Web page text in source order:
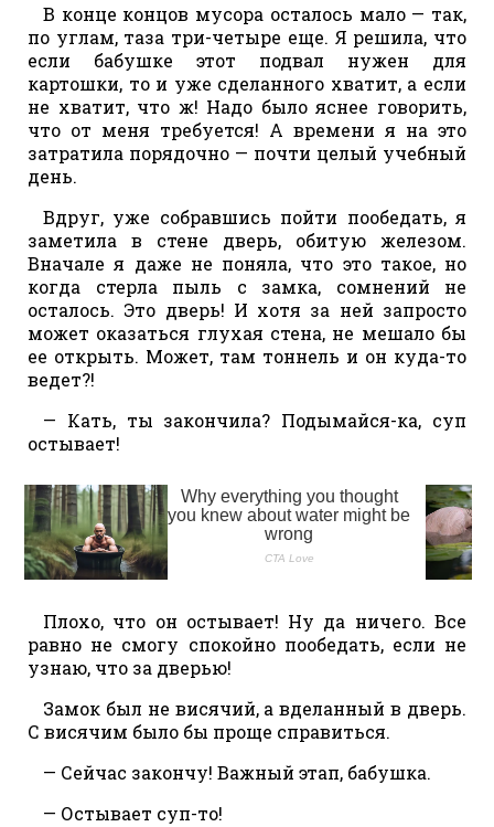
В конце концов мусора осталось мало — так,
по углам, таза три-четыре еще. Я решила, что
если бабушке этот подвал нужен для
картошки, то и уже сделанного хватит, а если
не хватит, что ж! Надо было яснее говорить,
что от меня требуется! А времени я на это
затратила порядочно — почти целый учебный
день.
Вдруг, уже собравшись пойти пообедать, я
заметила в стене дверь, обитую железом.
Вначале я даже не поняла, что это такое, но
когда стерла пыль с замка, сомнений не
осталось. Это дверь! И хотя за ней запросто
может оказаться глухая стена, не мешало бы
ее открыть. Может, там тоннель и он куда-то
ведет?!
— Кать, ты закончила? Подымайся-ка, суп
остывает!
Плохо, что он остывает! Ну да ничего. Все
равно не смогу спокойно пообедать, если не
узнаю, что за дверью!
Замок был не висячий, а вделанный в дверь.
С висячим было бы проще справиться.
— Сейчас закончу! Важный этап, бабушка.
— Остывает суп-то!